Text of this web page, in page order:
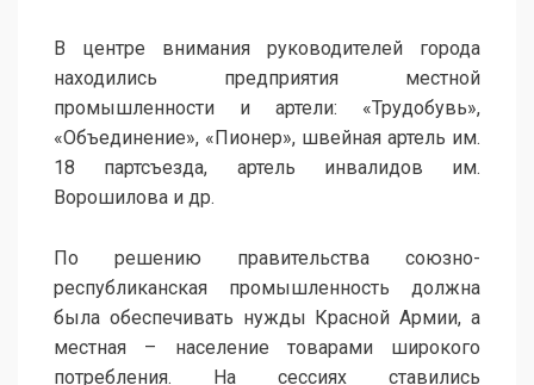
В центре внимания руководителей города
находились предприятия местной
промышленности и артели: «Трудобувь»,
«Объединение», «Пионер», швейная артель им.
18 партсъезда, артель инвалидов им.
Ворошилова и др.
По решению правительства союзно-
республиканская промышленность должна
была обеспечивать нужды Красной Армии, а
местная – население товарами широкого
потребления. На сессиях ставились